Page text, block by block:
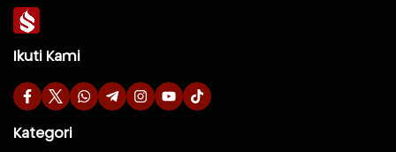
Ikuti Kami
Kategori